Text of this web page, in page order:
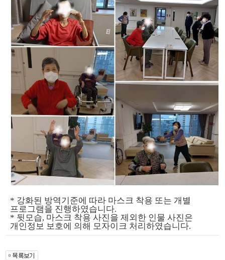
* 강화된 방역기준에 따라 마스크 착용 또는 개별
프로그램을 진행하였습니다.
* 뒷모습, 마스크 착용 사진을 제외한 인물 사진은
개인정보 보호에 의해 모자이크 처리하였습니다.